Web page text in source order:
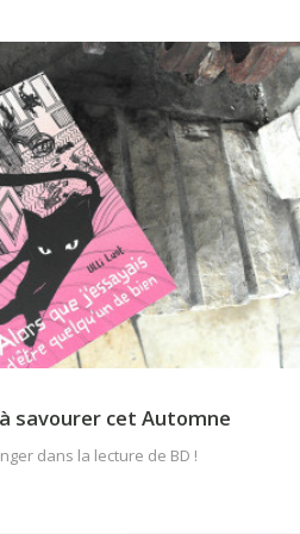
LA SUITE
savourer cet Automne
dans la lecture de BD !
LA SUITE
à l’apéro piment
comment faire pour que vos apéros